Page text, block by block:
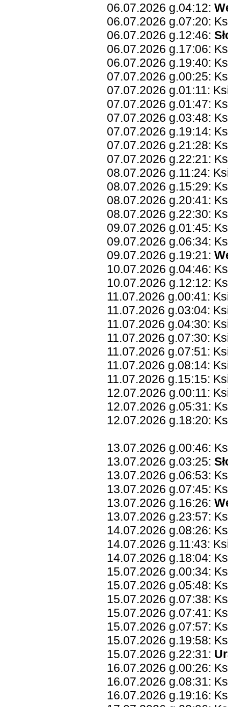
06.07.2026 g.04:12:
06.07.2026 g.07:20:
06.07.2026 g.12:46:
06.07.2026 g.17:06:
06.07.2026 g.19:40:
07.07.2026 g.00:25:
07.07.2026 g.01:11:
07.07.2026 g.01:47:
07.07.2026 g.03:48:
07.07.2026 g.19:14:
07.07.2026 g.21:28:
07.07.2026 g.22:21:
08.07.2026 g.11:24:
08.07.2026 g.15:29:
08.07.2026 g.20:41:
08.07.2026 g.22:30:
09.07.2026 g.01:45:
09.07.2026 g.06:34:
09.07.2026 g.19:21:
10.07.2026 g.04:46:
10.07.2026 g.12:12:
11.07.2026 g.00:41:
11.07.2026 g.03:04:
11.07.2026 g.04:30:
11.07.2026 g.07:30:
11.07.2026 g.07:51:
11.07.2026 g.08:14:
11.07.2026 g.15:15:
12.07.2026 g.00:11:
12.07.2026 g.05:31:
12.07.2026 g.18:20:
13.07.2026 g.00:46:
13.07.2026 g.03:25:
13.07.2026 g.06:53:
13.07.2026 g.07:45:
13.07.2026 g.16:26:
13.07.2026 g.23:57:
14.07.2026 g.08:26:
14.07.2026 g.11:43:
14.07.2026 g.18:04:
15.07.2026 g.00:34:
15.07.2026 g.05:48:
15.07.2026 g.07:38:
15.07.2026 g.07:41:
15.07.2026 g.07:57:
15.07.2026 g.19:58:
15.07.2026 g.22:31:
16.07.2026 g.00:26:
16.07.2026 g.08:31:
16.07.2026 g.19:16: